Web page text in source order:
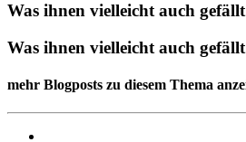
Was ihnen vielleicht auch gefällt
Was ihnen vielleicht auch gefällt
mehr Blogposts zu diesem Thema